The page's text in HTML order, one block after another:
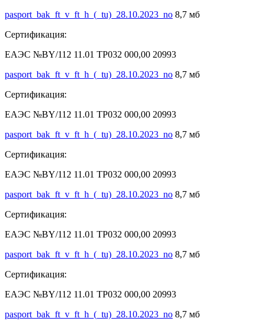
pasport_bak_ft_v_ft_h_(_tu)_28.10.2023_no 8,7 мб
Сертификация:
ЕАЭС №BY/112 11.01 ТР032 000,00 20993
pasport_bak_ft_v_ft_h_(_tu)_28.10.2023_no 8,7 мб
Сертификация:
ЕАЭС №BY/112 11.01 ТР032 000,00 20993
pasport_bak_ft_v_ft_h_(_tu)_28.10.2023_no 8,7 мб
Сертификация:
ЕАЭС №BY/112 11.01 ТР032 000,00 20993
pasport_bak_ft_v_ft_h_(_tu)_28.10.2023_no 8,7 мб
Сертификация:
ЕАЭС №BY/112 11.01 ТР032 000,00 20993
pasport_bak_ft_v_ft_h_(_tu)_28.10.2023_no 8,7 мб
Сертификация:
ЕАЭС №BY/112 11.01 ТР032 000,00 20993
pasport_bak_ft_v_ft_h_(_tu)_28.10.2023_no 8,7 мб